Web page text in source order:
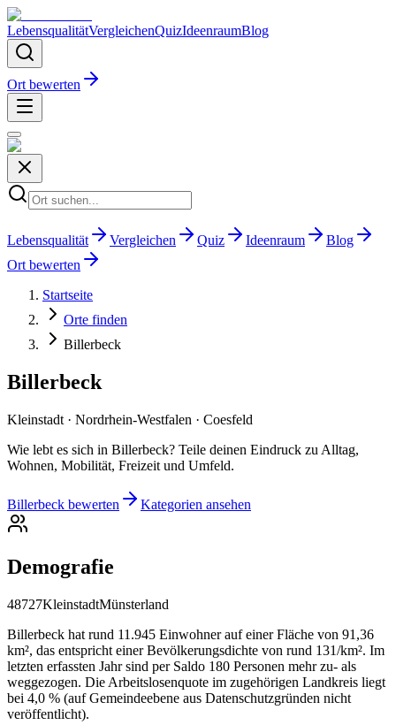
LebensqualitätVergleichenQuizIdeenraumBlog
Ort bewerten
Lebensqualität Vergleichen Quiz Ideenraum
Blog
Ort bewerten
Startseite
Orte finden
Billerbeck
Billerbeck
Kleinstadt · Nordrhein-Westfalen · Coesfeld
Wie lebt es sich in Billerbeck? Teile deinen Eindruck zu Alltag,
Wohnen, Mobilität, Freizeit und Umfeld.
Billerbeck bewerten Kategorien ansehen
Demografie
48727KleinstadtMünsterland
Billerbeck hat rund 11.945 Einwohner auf einer Fläche von 91,36
km², das entspricht einer Bevölkerungsdichte von rund 131/km². Im
letzten erfassten Jahr sind per Saldo 180 Personen mehr zu- als
weggezogen. Die Arbeitslosenquote im zugehörigen Landkreis liegt
bei 4,0 % (auf Gemeindeebene aus Datenschutzgründen nicht
veröffentlicht).